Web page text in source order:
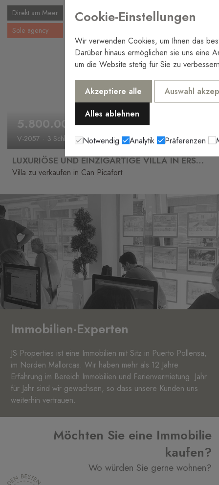
Direkt am Meer
Sole agency
5.800.000€
V-2057 3 Schlafzimmer 4 Badezimmer
LUXURIÖSE UND EINZIGARTIGE VILLA IN ERSTER LINIE IN SON BAULO ZU VERKAUFEN
Villa zu verkaufen in Can Picafort
Immobilien-Experten
JS Properties ist eine Immobilien mit Sitz in Puerto Pollensa,
im Norden Mallorcas. Wir haben mehr als 12 Jahre
Erfahrung im Bereich Immobilien und Ferienvermietung. Jahr
für Jahr sind wir gewachsen, so dass unsere Kunden uns
weiterhin vertrauen.
Möchten Sie eine Immobilie
kaufen?
Wo würden Sie gerne wohnen?
Cookie-Einstellungen
Wir verwenden Cookies, um Ihnen das
Darüber hinaus ermöglichen sie uns eine
um die Website stetig für Sie zu
Akzeptiere alle
Auswahl
Alles ablehnen
Notwendig Analytik Präferenzen